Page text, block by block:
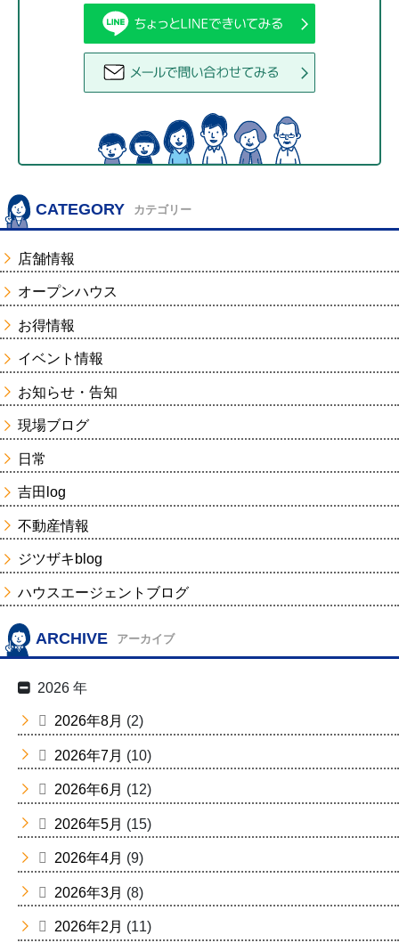
CATEGORY カテゴリー
店舗情報
オープンハウス
お得情報
イベント情報
お知らせ・告知
現場ブログ
日常
吉田log
不動産情報
ジツザキblog
ハウスエージェントブログ
ARCHIVE アーカイブ
2026 年
2026年8月 (2)
2026年7月 (10)
2026年6月 (12)
2026年5月 (15)
2026年4月 (9)
2026年3月 (8)
2026年2月 (11)